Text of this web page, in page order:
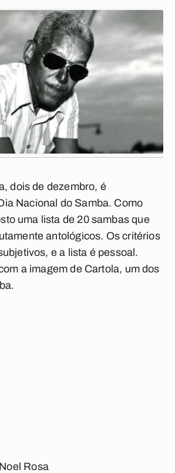
dois de dezembro, é
Nacional do Samba. Como
uma lista de 20 sambas que
antológicos. Os critérios
e a lista é pessoal.
a imagem de Cartola, um dos
Rosa